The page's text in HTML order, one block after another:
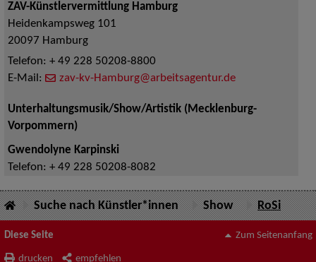
ZAV-Künstlervermittlung Hamburg
Heidenkampsweg 101
20097 Hamburg
Telefon: + 49 228 50208-8800
E-Mail:
zav-kv-Hamburg@arbeitsagentur.de
Unterhaltungsmusik/Show/Artistik (Mecklenburg-
Vorpommern)
Gwendolyne Karpinski
Telefon: + 49 228 50208-8082
Suche nach Künstler*innen Show RoSi
Diese Seite
drucken empfehlen
Zum Seitenanfang